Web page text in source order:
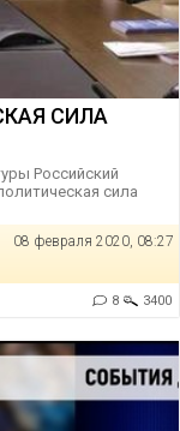
СИЛА
Российский
сила
08 февраля 2020, 08:27
8 3400